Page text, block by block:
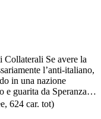
Collaterali Se avere la
l’anti-italiano,
in una nazione
e guarita da Speranza…
624 car. tot)